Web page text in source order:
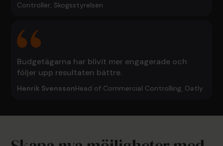
Controller, Skogsstyrelsen
Budgetägarna har blivit mer engagerade och
följer upp resultaten bättre.
Henrik SvenssonHead of Commercial Controlling, Oatly